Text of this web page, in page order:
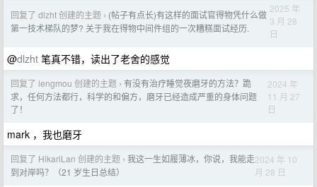
回复了 dlzht 创建的主题 › (帖子有点长)有这样的面试官得物凭什么做
第一技术梯队的梦? 关于我在得物中间件组的一次糟糕面试经历.
2025 年
3 月 28
日
@dlzht 笔真不错，读出了老舍的感觉
回复了 lengmou 创建的主题 › 有没有治疗睡觉夜磨牙的方法？跪
求，任何方法都行，科学的和偏方，磨牙已经造成严重的身体问题
了！
2024 年
11 月 27
日
mark ，我也磨牙
回复了 HikariLan 创建的主题 › 我这一生如履薄冰，你说，我能走
到对岸吗？（21 岁生日总结）
2024 年 10
月 28 日